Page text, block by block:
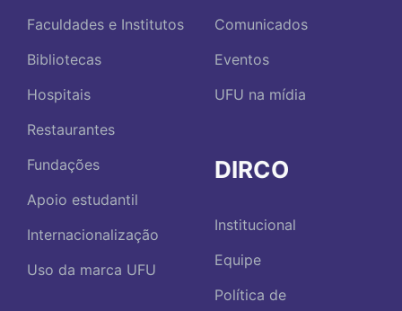
Faculdades e Institutos
Bibliotecas
Hospitais
Restaurantes
Fundações
Apoio estudantil
Internacionalização
Uso da marca UFU
Comunicados
Eventos
UFU na mídia
DIRCO
Institucional
Equipe
Política de